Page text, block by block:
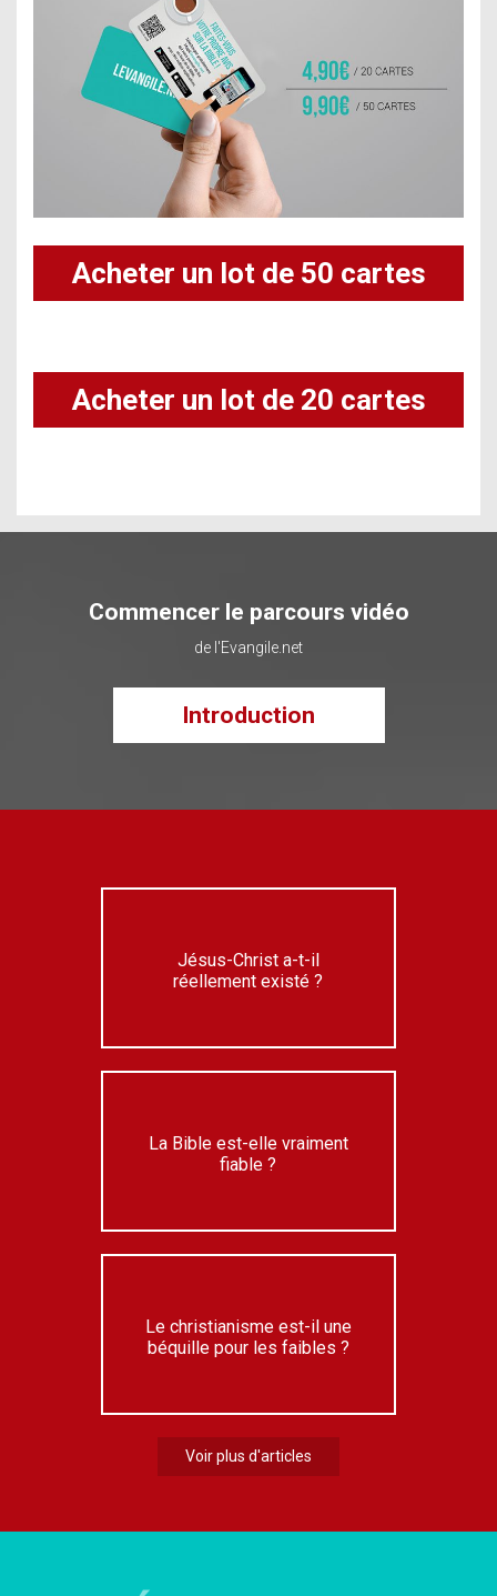
Acheter un lot de 50 cartes
Acheter un lot de 20 cartes
Commencer le parcours vidéo
de l'Evangile.net
Introduction
Jésus-Christ a-t-il
réellement existé ?
La Bible est-elle vraiment
fiable ?
Le christianisme est-il une
béquille pour les faibles ?
Voir plus d'articles